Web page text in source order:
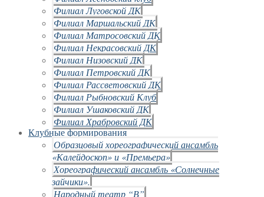
Филиал Луговской ДК
Филиал Маршальский ДК
Филиал Матросовский ДК
Филиал Некрасовский ДК
Филиал Низовский ДК
Филиал Петровский ДК
Филиал Рассветовский ДК
Филиал Рыбновский Клуб
Филиал Ушаковский ДК
Филиал Храбровский ДК
Клубные формирования
Образцовый хореографический ансамбль
«Калейдоскоп» и «Премьера»
Хореографический ансамбль «Солнечные
зайчики».
Народный театр “В”